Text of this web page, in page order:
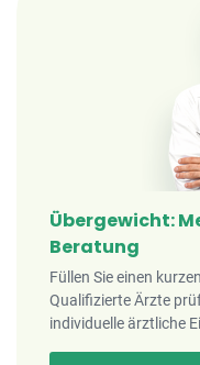
Übergewicht:
Beratung
Füllen Sie einen
Qualifizierte Ärzte
individuelle ärztliche